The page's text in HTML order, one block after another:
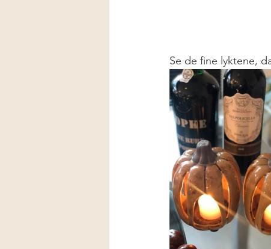
Se de fine lyktene,